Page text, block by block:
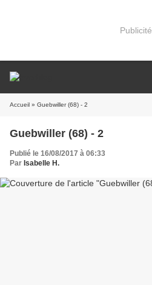
Publicité
Accueil » Guebwiller (68) - 2
Guebwiller (68) - 2
Publié le 16/08/2017 à 06:33
Par Isabelle H.